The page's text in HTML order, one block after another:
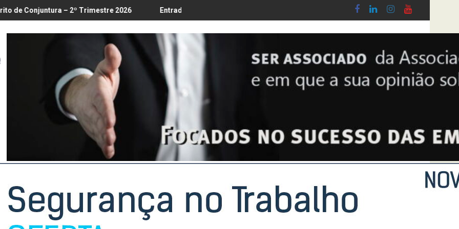
8
– 2º Trimestre 2026 Entrada em vigor da regulamentação do Lobby - Lei n.º 5-A/2026, de 28 de Janeiro
Diploma de transposição da Diretiva